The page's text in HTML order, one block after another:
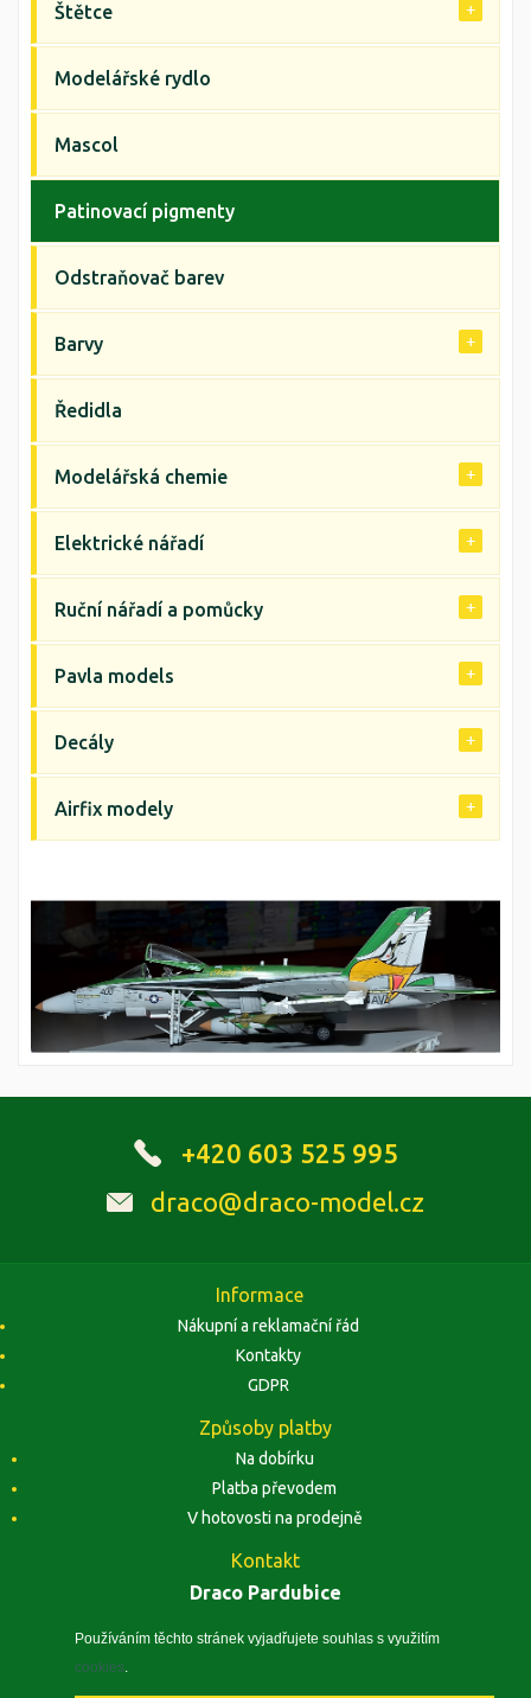
Používáním těchto stránek vyjadřujete souhlas s využitím
cookies
Štětce
Modelářské rydlo
Mascol
Patinovací pigmenty
Odstraňovač barev
Barvy
Ředidla
Modelářská chemie
Elektrické nářadí
Ruční nářadí a pomůcky
Pavla models
Decály
Airfix modely
+420 603 525 995
draco@draco-model.cz
Informace
Nákupní a reklamační řád
Kontakty
GDPR
Způsoby platby
Na dobírku
Platba převodem
V hotovosti na prodejně
Kontakt
Draco Pardubice
Zobrazit na mapě